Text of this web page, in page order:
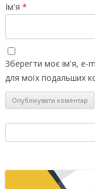
Ім'я *
Зберегти моє ім'я, e-
для моїх подальших